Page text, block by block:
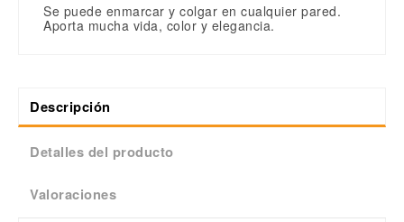
Se puede enmarcar y colgar en cualquier pared.
Aporta mucha vida, color y elegancia.
Descripción
Detalles del producto
Valoraciones